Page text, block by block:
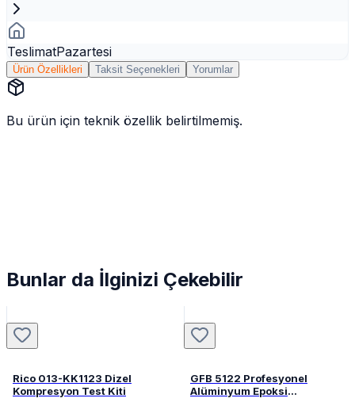
TeslimatPazartesi
Ürün Özellikleri Taksit Seçenekleri Yorumlar
Bu ürün için teknik özellik belirtilmemiş.
Bunlar da İlginizi Çekebilir
Rico 013-KK1123 Dizel
Kompresyon Test Kiti
GFB 5122 Profesyonel
Alüminyum Epoksi